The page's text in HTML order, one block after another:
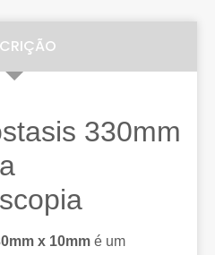
330mm
x 10mm é um